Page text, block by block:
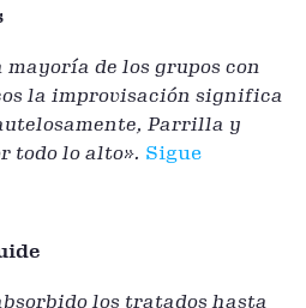
de los grupos con
la improvisación significa
Parrilla y
todo lo alto». Sigue
los tratados hasta